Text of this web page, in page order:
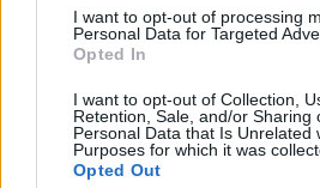
I want to opt-out of processing
Personal Data for Targeted
Opted In
I want to opt-out of Collection,
Retention, Sale, and/or Sharing
Personal Data that Is Unrelated
Purposes for which it was
Opted Out
Ne vienas praeivis teigė, kad
visuose troleibuose ir
D.Umbraso nuotr.